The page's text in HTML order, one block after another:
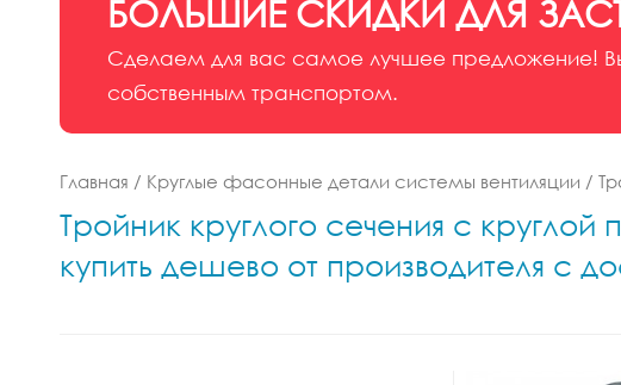
БОЛЬШИЕ СКИДКИ ДЛЯ
Сделаем для вас самое лучшее предложение!
собственным транспортом.
Главная / Круглые фасонные детали системы вентиляции /
Тройник круглого сечения с
купить дешево от производителя с